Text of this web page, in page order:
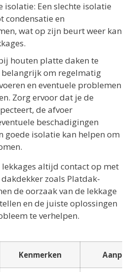
isolatie: Een slechte isolatie
condensatie en
wat op zijn beurt weer kan
houten platte daken te
belangrijk om regelmatig
en eventuele problemen
Zorg ervoor dat je de
de afvoer
beschadigingen
goede isolatie kan helpen om
altijd contact op met
zoals Platdak-
de oorzaak van de lekkage
en de juiste oplossingen
te verhelpen.
Kenmerken Aanpak